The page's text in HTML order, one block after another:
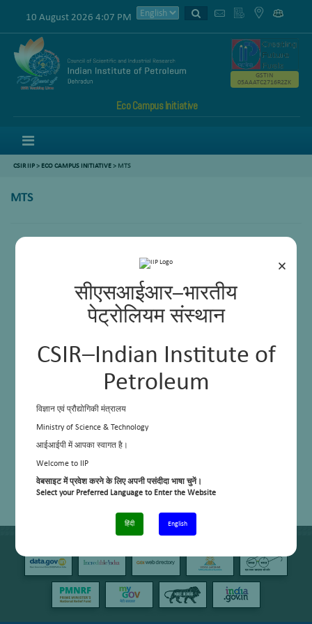
×
सीएसआईआर–भारतीय
पेट्रोलियम संस्थान
CSIR–Indian Institute of
Petroleum
विज्ञान एवं प्रौद्योगिकी मंत्रालय
Ministry of Science & Technology
आईआईपी में आपका स्वागत है।
Welcome to IIP
वेबसाइट में प्रवेश करने के लिए अपनी पसंदीदा भाषा चुनें।
Select your Preferred Language to Enter the Website
हिंदी English
10 August 2026 4:07 PM
Eco Campus Initiative
GSTIN
05AAATC2716R2ZK
CSIR IIP> ECO CAMPUS INITIATIVE> MTS
MTS